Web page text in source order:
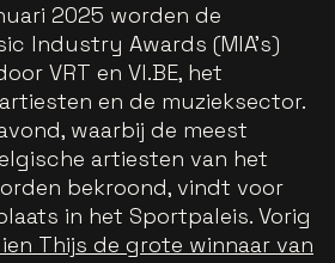
2025 worden de
Industry Awards (MIA's)
VRT en VI.BE, het
en de muzieksector.
waarbij de meest
artiesten van het
bekroond, vindt voor
in het Sportpaleis. Vorig
Thijs de grote winnaar van